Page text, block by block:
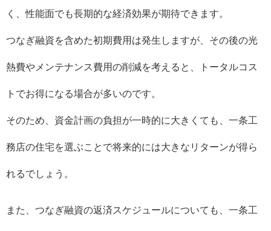
く、性能面でも長期的な経済効果が期待できます。
つなぎ融資を含めた初期費用は発生しますが、その後の光
熱費やメンテナンス費用の削減を考えると、トータルコス
トでお得になる場合が多いのです。
そのため、資金計画の負担が一時的に大きくても、一条工
務店の住宅を選ぶことで将来的には大きなリターンが得ら
れるでしょう。
また、つなぎ融資の返済スケジュールについても、一条工